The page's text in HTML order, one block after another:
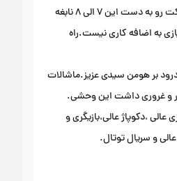
دوسال،سریالسازی مملکت رو به دست این ۷ الی ۸ نابغه
به اضافه کاری نیست.راه
بر هومن سیدی عزیز.ماشالات
و غروری داشت این وحشی.
عالی ،دکوپاژ عالی،بازیگری و
و سریال توتال.